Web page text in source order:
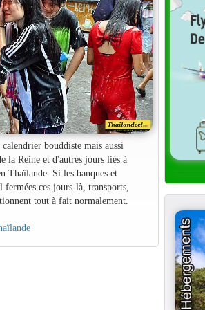
bouddiste mais aussi
la Reine et d'autres jours liés à
Thaïlande. Si les banques et
ces jours-là, transports,
tout à fait normalement.